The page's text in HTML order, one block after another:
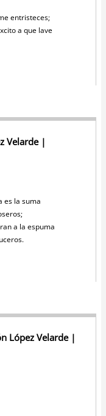
entristeces;
a que lave
Velarde |
es la suma
a la espuma
López Velarde |